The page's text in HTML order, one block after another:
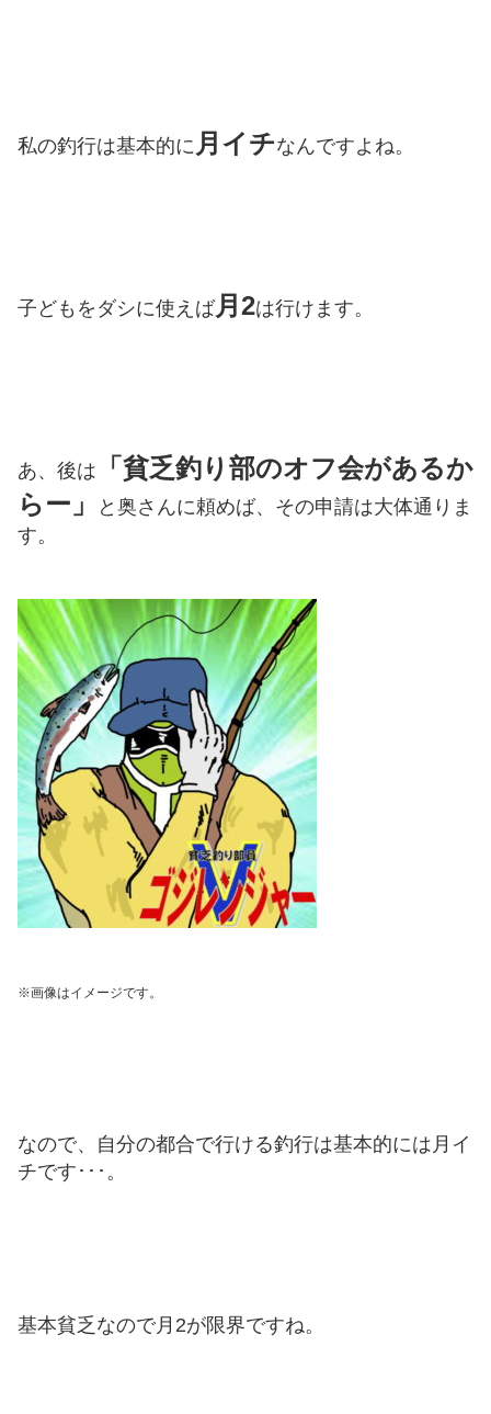
私の釣行は基本的に 月イチなんですよね。
子どもをダシに使えば月2は行けます。
あ、後は
「貧乏釣り部のオフ会があるか
らー」
と奥さんに頼めば、その申請は大体通りま
す。
※画像はイメージです。
なので、自分の都合で行ける釣行は基本的には月イ
チです･･･。
基本貧乏なので月2が限界ですね。